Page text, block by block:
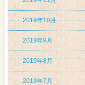
2019年10月
2019年9月
2019年8月
2019年7月